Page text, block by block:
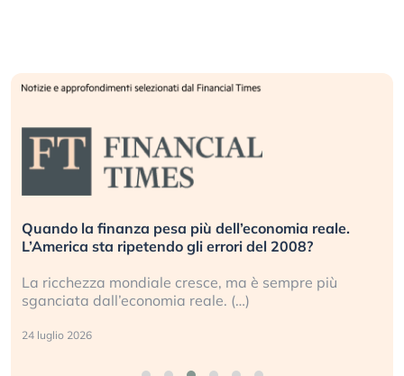
Quando la finanza pesa più dell’economia reale.
L’America sta ripetendo gli errori del 2008?
La ricchezza mondiale cresce, ma è sempre più
sganciata dall’economia reale. (…)
24 luglio 2026